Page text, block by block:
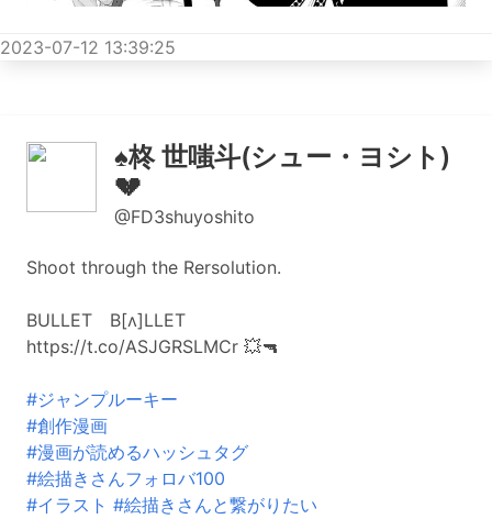
2023-07-12 13:39:25
♠️柊 世嗤斗(シュー・ヨシト)
💔
@FD3shuyoshito
Shoot through the Rersolution.
BULLET B[ʌ]LLET
https://t.co/ASJGRSLMCr 💥🔫
#ジャンプルーキー
#創作漫画
#漫画が読めるハッシュタグ
#絵描きさんフォロバ100
#イラスト #絵描きさんと繋がりたい